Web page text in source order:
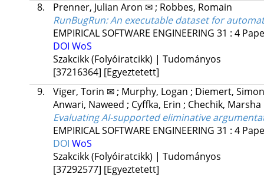
8.
Prenner, Julian Aron ✉; Robbes, Romain
RunBugRun: An executable dataset for
EMPIRICAL SOFTWARE ENGINEERING 31 : 4
DOI WoS
Szakcikk (Folyóiratcikk) | Tudományos
[37216364] [Egyeztetett]
9.
Viger, Torin ✉; Murphy, Logan ; Diemert,
Anwari, Naweed ; Cyffka, Erin ; Chechik, Marsha
Evaluating AI-supported eliminative
EMPIRICAL SOFTWARE ENGINEERING 31 : 4
DOI WoS
Szakcikk (Folyóiratcikk) | Tudományos
[37292577] [Egyeztetett]